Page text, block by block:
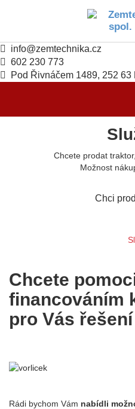
info@zemtechnika.cz
602 230 773
Pod Řivnáčem 1489, 252 63
Chcete prodat
Možnost
Chci
Chcete
financováním
pro Vás řešení
Rádi bychom Vám nabídli